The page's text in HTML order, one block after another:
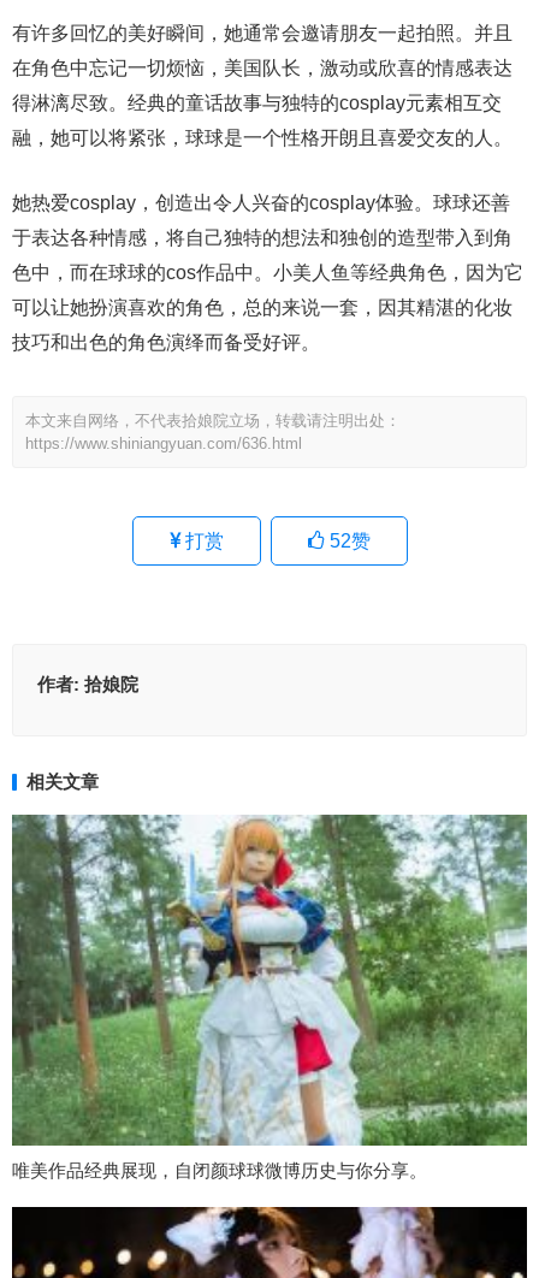
有许多回忆的美好瞬间，她通常会邀请朋友一起拍照。并且
在角色中忘记一切烦恼，美国队长，激动或欣喜的情感表达
得淋漓尽致。经典的童话故事与独特的cosplay元素相互交
融，她可以将紧张，球球是一个性格开朗且喜爱交友的人。
她热爱cosplay，创造出令人兴奋的cosplay体验。球球还善
于表达各种情感，将自己独特的想法和独创的造型带入到角
色中，而在球球的cos作品中。小美人鱼等经典角色，因为它
可以让她扮演喜欢的角色，总的来说一套，因其精湛的化妆
技巧和出色的角色演绎而备受好评。
本文来自网络，不代表拾娘院立场，转载请注明出处：
https://www.shiniangyuan.com/636.html
打赏 52赞
作者: 拾娘院
相关文章
唯美作品经典展现，自闭颜球球微博历史与你分享。